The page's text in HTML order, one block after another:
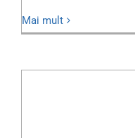
Mai mult